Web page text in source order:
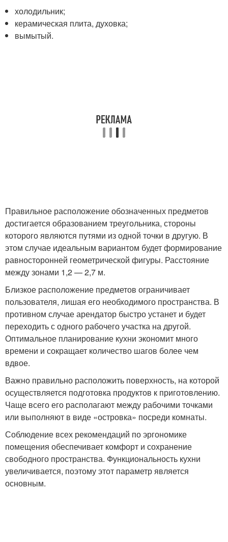
холодильник;
керамическая плита, духовка;
вымытый.
Правильное расположение обозначенных предметов
достигается образованием треугольника, стороны
которого являются путями из одной точки в другую. В
этом случае идеальным вариантом будет формирование
равносторонней геометрической фигуры. Расстояние
между зонами 1,2 — 2,7 м.
Близкое расположение предметов ограничивает
пользователя, лишая его необходимого пространства. В
противном случае арендатор быстро устанет и будет
переходить с одного рабочего участка на другой.
Оптимальное планирование кухни экономит много
времени и сокращает количество шагов более чем
вдвое.
Важно правильно расположить поверхность, на которой
осуществляется подготовка продуктов к приготовлению.
Чаще всего его располагают между рабочими точками
или выполняют в виде «островка» посреди комнаты.
Соблюдение всех рекомендаций по эргономике
помещения обеспечивает комфорт и сохранение
свободного пространства. Функциональность кухни
увеличивается, поэтому этот параметр является
основным.